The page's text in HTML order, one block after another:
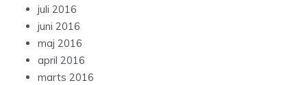
juli 2016
juni 2016
maj 2016
april 2016
marts 2016